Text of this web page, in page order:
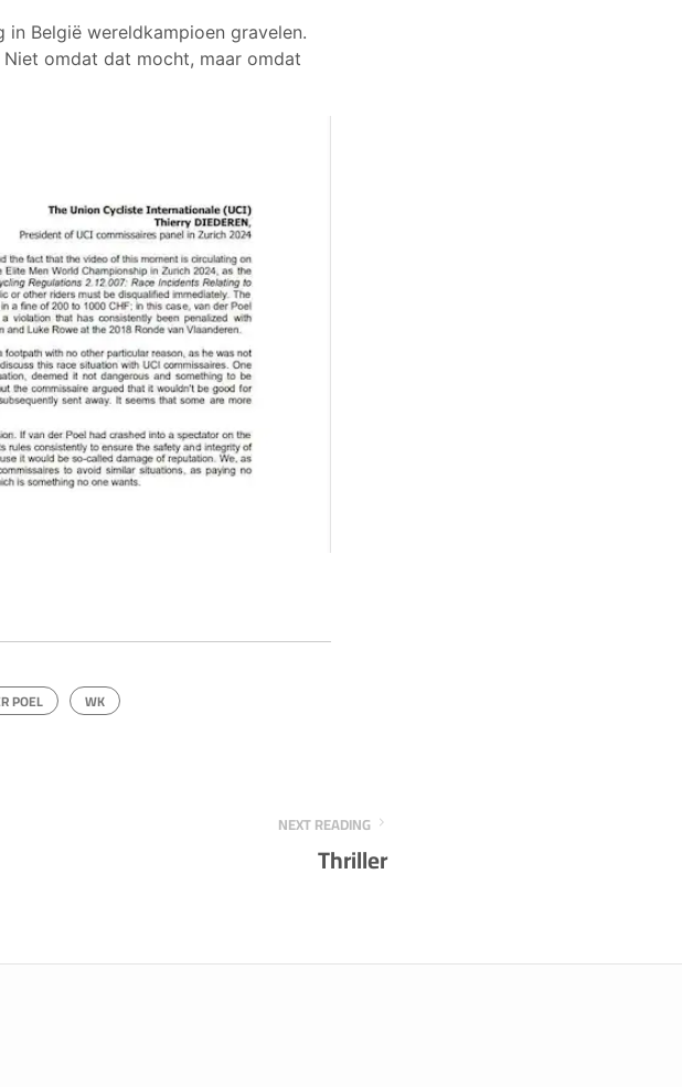
België wereldkampioen gravelen.
omdat dat mocht, maar omdat
POEL WK
NEXT READING
Thriller